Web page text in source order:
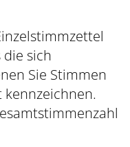
sich
Sie Stimmen
kennzeichnen.